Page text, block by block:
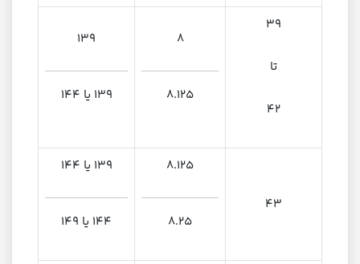
39
تا
42
8
8.125
139
139 یا 144
43
8.125
8.25
139 یا 144
144 یا 149